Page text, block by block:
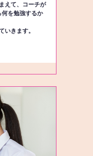
えて、コーチが
を勉強するか
いきます。